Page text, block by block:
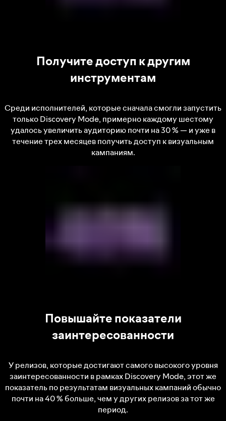
Получите доступ к другим
инструментам
Среди исполнителей, которые сначала смогли запустить
только Discovery Mode, примерно каждому шестому
удалось увеличить аудиторию почти на 30 % — и уже в
течение трех месяцев получить доступ к визуальным
кампаниям.
Повышайте показатели
заинтересованности
У релизов, которые достигают самого высокого уровня
заинтересованности в рамках Discovery Mode, этот же
показатель по результатам визуальных кампаний обычно
почти на 40 % больше, чем у других релизов за тот же
период.